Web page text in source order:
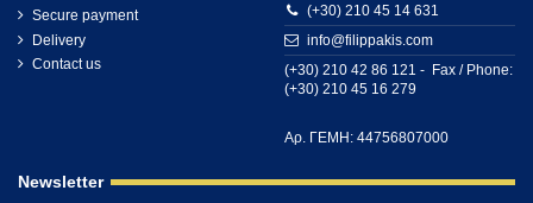
Secure payment
Delivery
Contact us
(+30) 210 45 14 631
info@filippakis.com
(+30) 210 42 86 121 - Fax / Phone:
(+30) 210 45 16 279
Αρ. ΓΕΜΗ: 44756807000
Newsletter